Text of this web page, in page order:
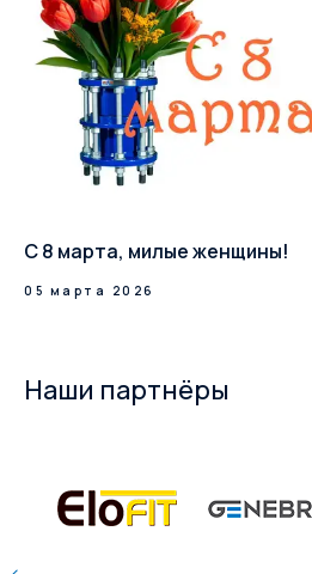
С 8 марта, милые женщины!
05 марта 2026
Наши партнёры